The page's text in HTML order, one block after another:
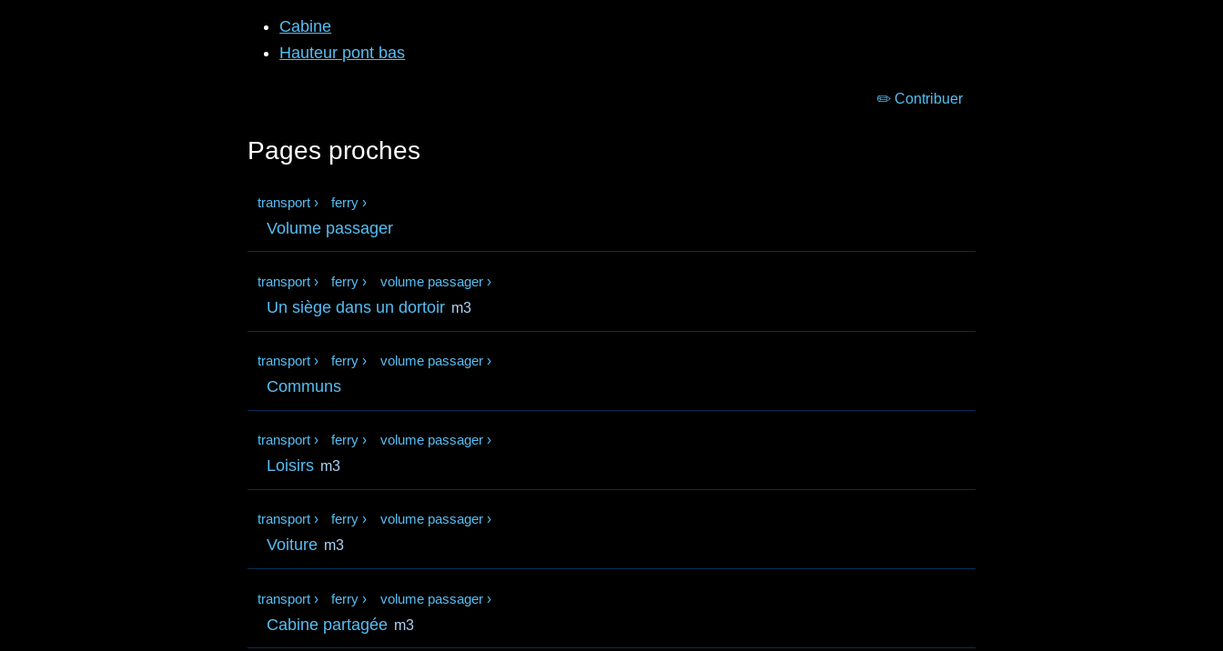
Cabine
Hauteur pont bas
✏️ Contribuer
Pages proches
transport › ferry ›
Volume passager
transport › ferry › volume passager ›
Un siège dans un dortoir m3
transport › ferry › volume passager ›
Communs
transport › ferry › volume passager ›
Loisirs m3
transport › ferry › volume passager ›
Voiture m3
transport › ferry › volume passager ›
Cabine partagée m3